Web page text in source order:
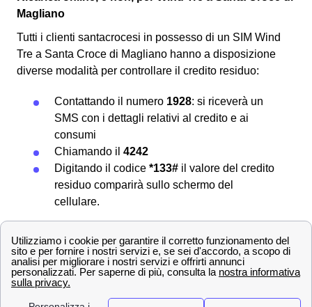
Magliano
Tutti i clienti santacrocesi in possesso di un SIM Wind
Tre a Santa Croce di Magliano hanno a disposizione
diverse modalità per controllare il credito residuo:
Contattando il numero 1928: si riceverà un
SMS con i dettagli relativi al credito e ai
consumi
Chiamando il 4242
Digitando il codice *133# il valore del credito
residuo comparirà sullo schermo del
cellulare.
SIM e verificare il credito residuo visita la pagina
dedicata allaverifica del credito residuo WindTre a
Santa Croce di Magliano.
Tutti i servizi aggiuntivi per gli abbonati di Santa